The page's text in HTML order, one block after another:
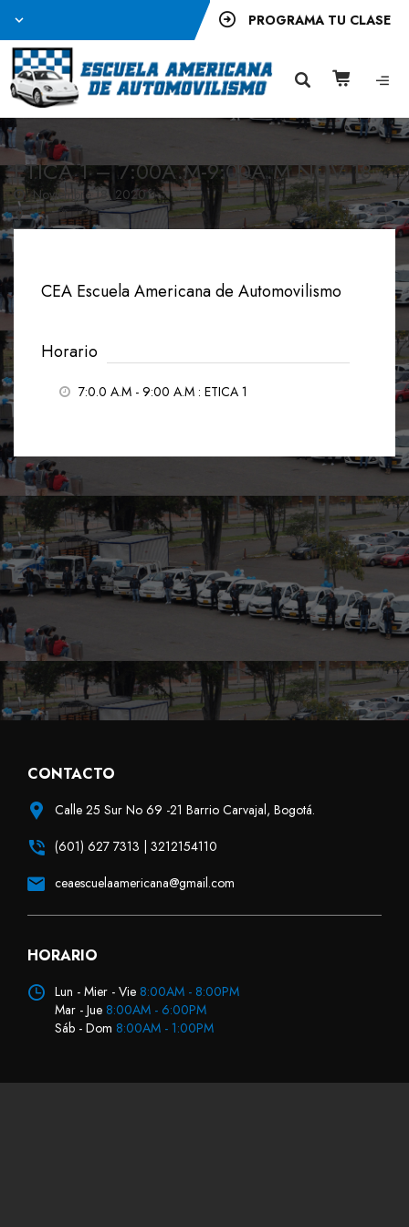
PROGRAMA TU CLASE
ETICA 1 – 7:00A.M-9:00A.M NOV 18
Noviembre 18, 2020
CEA Escuela Americana de Automovilismo
Horario
7:0.0 A.M - 9:00 A.M : ETICA 1
CONTACTO
Calle 25 Sur No 69 -21 Barrio Carvajal, Bogotá.
(601) 627 7313 | 3212154110
ceaescuelaamericana@gmail.com
HORARIO
Lun - Mier - Vie 8:00AM - 8:00PM
Mar - Jue 8:00AM - 6:00PM
Sáb - Dom 8:00AM - 1:00PM